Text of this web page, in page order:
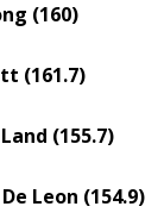
(160)
(161.7)
(155.7)
Leon (154.9)